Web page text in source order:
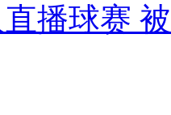
播球赛